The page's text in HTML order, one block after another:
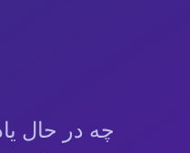
چه در حال